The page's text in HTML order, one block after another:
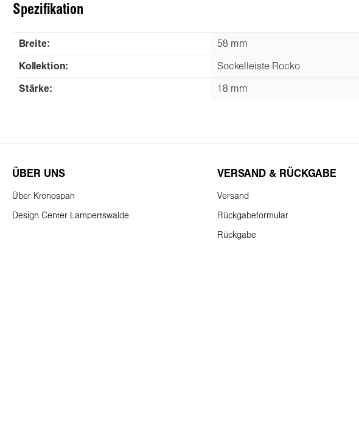
Spezifikation
Breite: 58 mm
Kollektion: Sockelleiste Rocko
Stärke: 18 mm
ÜBER UNS
Über Kronospan
Design Center Lampertswalde
VERSAND & RÜCKGABE
Versand
Rückgabeformular
Rückgabe